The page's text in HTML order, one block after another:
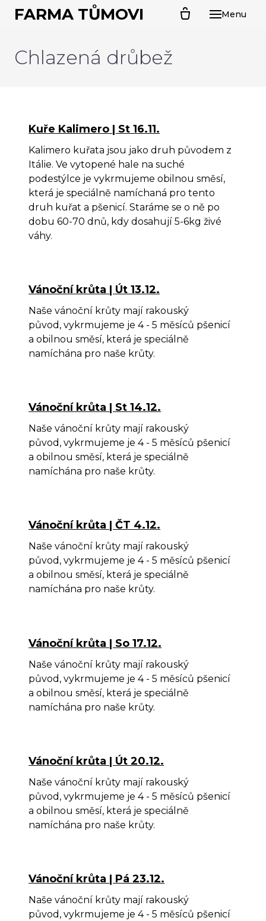
Menu
FARMA TŮMOVI
Chlazená drůbež
Kuře Kalimero | St 16.11.
Kalimero kuřata jsou jako druh původem z
Itálie. Ve vytopené hale na suché
podestýlce je vykrmujeme obilnou směsí,
která je speciálně namíchaná pro tento
druh kuřat a pšenicí. Staráme se o ně po
dobu 60-70 dnů, kdy dosahují 5-6kg živé
váhy.
Vánoční krůta | Út 13.12.
Naše vánoční krůty mají rakouský
původ, vykrmujeme je 4 - 5 měsíců pšenicí
a obilnou směsí, která je speciálně
namíchána pro naše krůty.
Vánoční krůta | St 14.12.
Naše vánoční krůty mají rakouský
původ, vykrmujeme je 4 - 5 měsíců pšenicí
a obilnou směsí, která je speciálně
namíchána pro naše krůty.
Vánoční krůta | ČT 4.12.
Naše vánoční krůty mají rakouský
původ, vykrmujeme je 4 - 5 měsíců pšenicí
a obilnou směsí, která je speciálně
namíchána pro naše krůty.
Vánoční krůta | So 17.12.
Naše vánoční krůty mají rakouský
původ, vykrmujeme je 4 - 5 měsíců pšenicí
a obilnou směsí, která je speciálně
namíchána pro naše krůty.
Vánoční krůta | Út 20.12.
Naše vánoční krůty mají rakouský
původ, vykrmujeme je 4 - 5 měsíců pšenicí
a obilnou směsí, která je speciálně
namíchána pro naše krůty.
Vánoční krůta | Pá 23.12.
Naše vánoční krůty mají rakouský
původ, vykrmujeme je 4 - 5 měsíců pšenicí